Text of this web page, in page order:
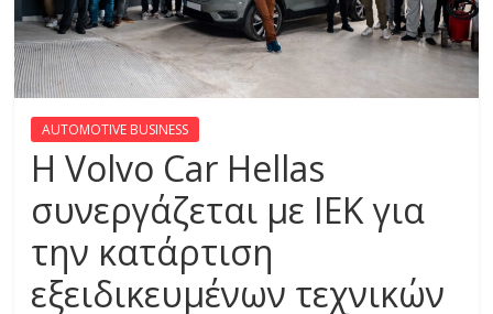
R
E
S
S
AUTOMOTIVE BUSINESS
Η Volvo Car Hellas
συνεργάζεται με ΙΕΚ για
την κατάρτιση
εξειδικευμένων τεχνικών